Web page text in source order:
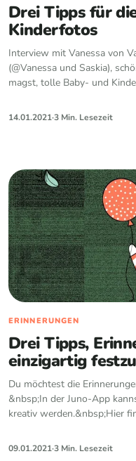
Drei Tipps für
Kinderfotos
Interview mit Vanessa von
(@Vanessa und Saskia),
magst, tolle Baby- und
14.01.2021·3 Min. Lesezeit
ERINNERUNGEN
Drei Tipps,
einzigartig
Du möchtest die
&nbsp;In der Juno-App
kreativ werden.&nbsp;Hier
09.01.2021·3 Min. Lesezeit